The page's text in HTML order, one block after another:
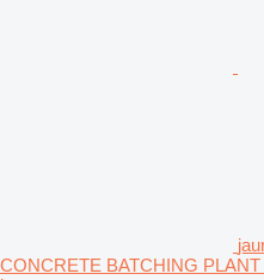
CONCRETE BATCHING